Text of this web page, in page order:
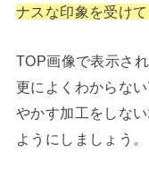
ナスな印象を受けて
TOP画像で表示さ
更によくわからな
やかす加工をしない
ようにしましょう。